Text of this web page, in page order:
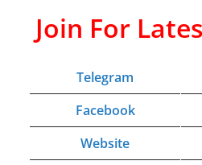
Join For
Telegram
Facebook
Website